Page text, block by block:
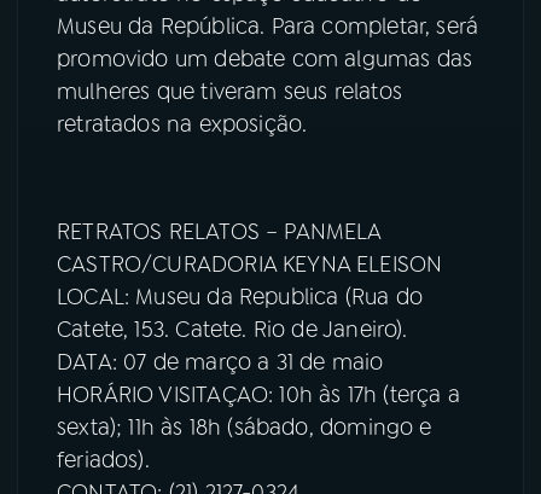
Museu da República. Para completar, será
promovido um debate com algumas das
mulheres que tiveram seus relatos
retratados na exposição.
RETRATOS RELATOS – PANMELA
CASTRO/CURADORIA KEYNA ELEISON
LOCAL: Museu da Republica (Rua do
Catete, 153. Catete. Rio de Janeiro).
DATA: 07 de março a 31 de maio
HORÁRIO VISITAÇAO: 10h às 17h (terça a
sexta); 11h às 18h (sábado, domingo e
feriados).